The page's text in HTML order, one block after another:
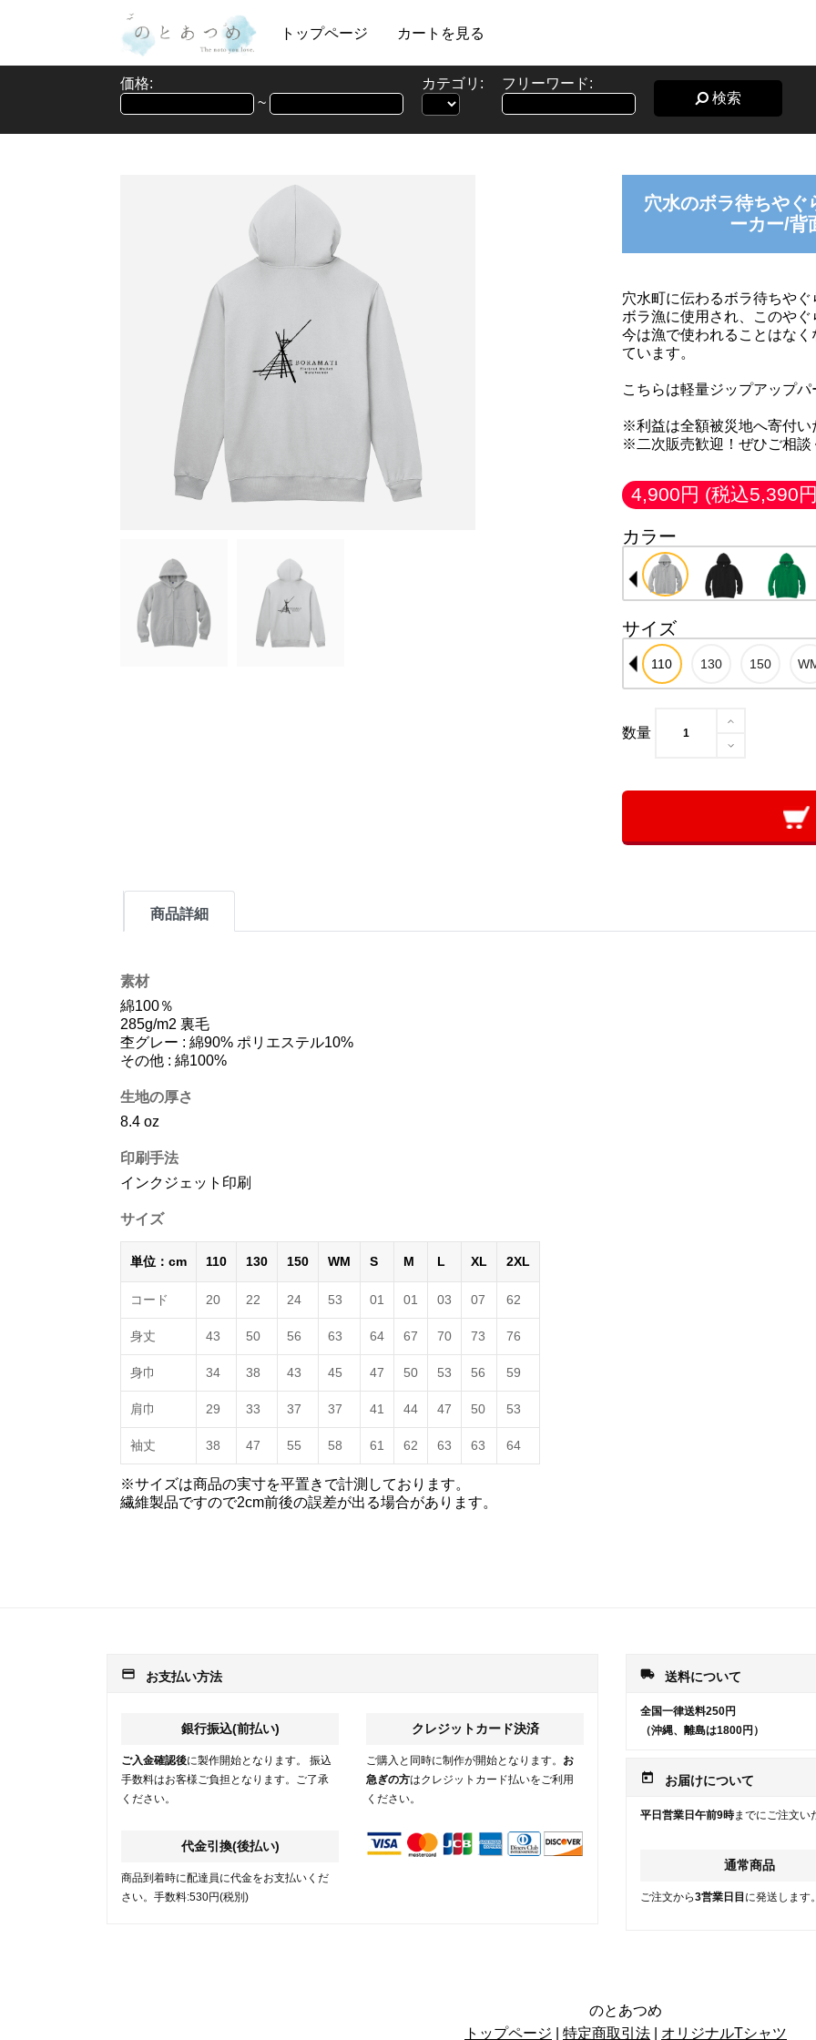
トップページ カートを見る
価格:
~
カテゴリ:
フリーワード:
検索
穴水のボラ待ちやぐ
ーカー/背
穴水町に伝わるボラ待ちやぐ
ボラ漁に使用され、このやぐ
今は漁で使われることはな
ています。
こちらは軽量ジップアップ
※利益は全額被災地へ寄付い
※二次販売歓迎！ぜひご相談
4,900円 (税込5,390
カラー
サイズ
数量
商品詳細
素材
綿100％
285g/m2 裏毛
杢グレー : 綿90% ポリエステル10%
その他 : 綿100%
生地の厚さ
8.4 oz
印刷手法
インクジェット印刷
サイズ
単位：cm 110 130 150 WM S M L XL 2XL
コード 20 22 24 53 01 01 03 07 62
身丈 43 50 56 63 64 67 70 73 76
身巾 34 38 43 45 47 50 53 56 59
肩巾 29 33 37 37 41 44 47 50 53
袖丈 38 47 55 58 61 62 63 63 64
※サイズは商品の実寸を平置きで計測しております。
繊維製品ですので2cm前後の誤差が出る場合があります。
payment お支払い方法
銀行振込(前払い)
ご入金確認後に製作開始となります。 振込
手数料はお客様ご負担となります。ご了承
ください。
代金引換(後払い)
商品到着時に配達員に代金をお支払いくだ
さい。手数料:530円(税別)
クレジットカード決済
ご購入と同時に制作が開始となります。 お
急ぎの方はクレジットカード払いをご利用
ください。
local_shipping 送料について
全国一律送料250円
（沖縄、離島は1800円）
today お届けについて
平日営業日午前9時までにご注文い
通常商品
ご注文から3営業日目 に発送します。
のとあつめ
トップページ
特定商取引法 オリジナルTシャツ